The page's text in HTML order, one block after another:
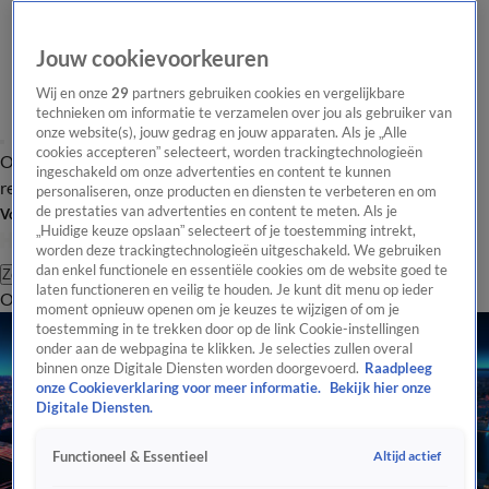
Overzicht Laatste nieuws Regionieuws Het beste van Hart
Tip de
redactie
Volg Hart van Nederland
Zoeken
OverzichtRegioUitzendingenWeerTip de redactiePanelVideo's
Jouw cookievoorkeuren
Wij en onze29 partners gebruiken cookies en vergelijkbare
technieken om informatie te verzamelen over jou als gebruiker van
onze website(s), jouw gedrag en jouw apparaten. Als je „Alle
cookies accepteren” selecteert, worden trackingtechnologieën
ingeschakeld om onze advertenties en content te kunnen
personaliseren, onze producten en diensten te verbeteren en om
de prestaties van advertenties en content te meten. Als je
„Huidige keuze opslaan” selecteert of je toestemming intrekt,
worden deze trackingtechnologieën uitgeschakeld. We gebruiken
dan enkel functionele en essentiële cookies om de website goed te
laten functioneren en veilig te houden. Je kunt dit menu op ieder
moment opnieuw openen om je keuzes te wijzigen of om je
toestemming in te trekken door op de link Cookie-instellingen
onder aan de webpagina te klikken. Je selecties zullen overal
binnen onze Digitale Diensten worden doorgevoerd. Raadpleeg
onze Cookieverklaring voor meer informatie.
Bekijk hier onze
Digitale Diensten.
Functioneel & Essentieel Altijd actief